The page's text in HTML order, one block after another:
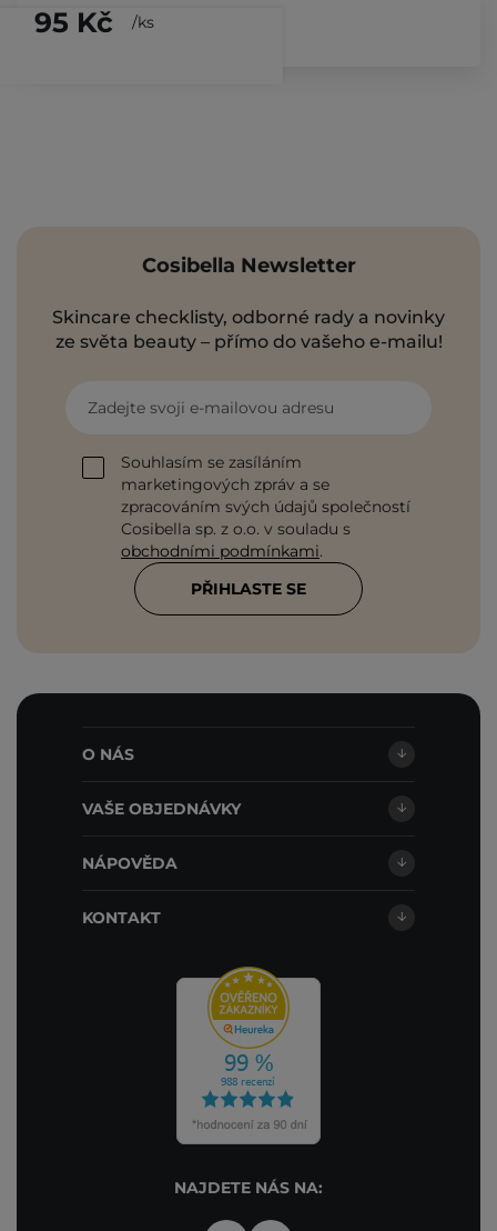
95 Kč /ks
Cosibella Newsletter
Skincare checklisty, odborné rady a novinky
ze světa beauty – přímo do vašeho e-mailu!
Zadejte svoji e-mailovou adresu
Souhlasím se zasíláním
marketingových zpráv a se
zpracováním svých údajů společností
Cosibella sp. z o.o. v souladu s
obchodními podmínkami.
PŘIHLASTE SE
O NÁS
VAŠE OBJEDNÁVKY
NÁPOVĚDA
KONTAKT
NAJDETE NÁS NA: